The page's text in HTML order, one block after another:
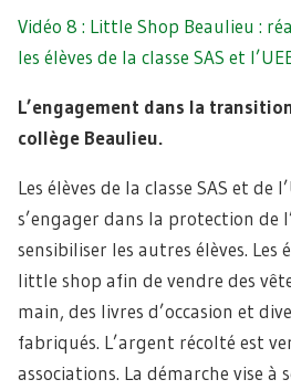
Vidéo 8 : Little Shop Beaulieu :
les élèves de la classe SAS et
L’engagement dans la
collège Beaulieu.
Les élèves de la classe SAS et de
s’engager dans la protection de
sensibiliser les autres élèves. Les
little shop afin de vendre des
main, des livres d’occasion et
fabriqués. L’argent récolté est
associations. La démarche vise à